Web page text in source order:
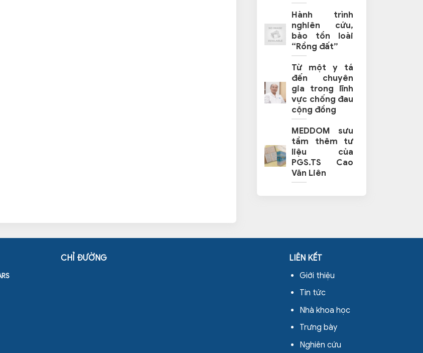
Hành trình
nghiên cứu,
bảo tồn loài
“Rồng đất”
Từ một y tá
đến chuyên
gia trong lĩnh
vực chống đau
cộng đồng
MEDDOM sưu
tầm thêm tư
liệu của
PGS.TS Cao
Văn Liên
CHỈ ĐƯỜNG
LIÊN KẾT
Giới thiệu
Tin tức
Nhà khoa học
Trưng bày
Nghiên cứu